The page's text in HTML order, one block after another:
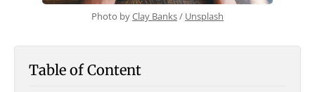
Photo by Clay Banks / Unsplash
Table of Content